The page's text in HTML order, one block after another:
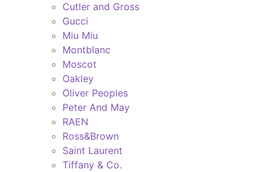
Cutler and Gross
Gucci
Miu Miu
Montblanc
Moscot
Oakley
Oliver Peoples
Peter And May
RAEN
Ross&Brown
Saint Laurent
Tiffany & Co.